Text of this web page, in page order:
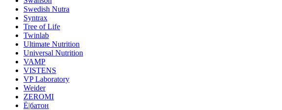
Swedish Nutra
Syntrax
Tree of Life
Twinlab
Ultimate Nutrition
Universal Nutrition
VAMP
VISTENS
VP Laboratory
Weider
ZEROMI
Ё|батон